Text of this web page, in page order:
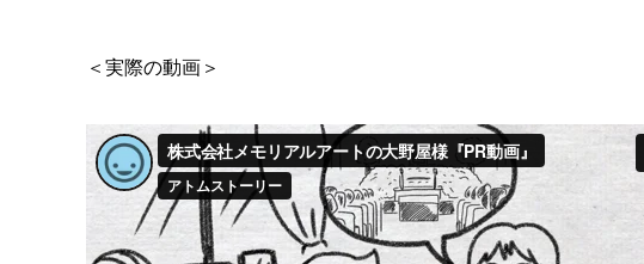
＜実際の動画＞